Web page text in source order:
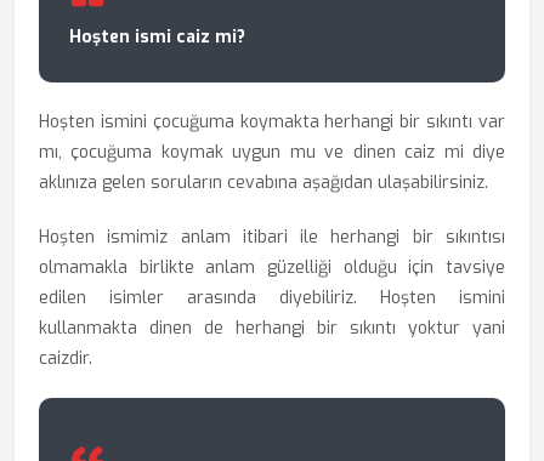
Hoşten ismi caiz mi?
Hoşten ismini çocuğuma koymakta herhangi bir sıkıntı var
mı, çocuğuma koymak uygun mu ve dinen caiz mi diye
aklınıza gelen soruların cevabına aşağıdan ulaşabilirsiniz.
Hoşten ismimiz anlam itibari ile herhangi bir sıkıntısı
olmamakla birlikte anlam güzelliği olduğu için tavsiye
edilen isimler arasında diyebiliriz. Hoşten ismini
kullanmakta dinen de herhangi bir sıkıntı yoktur yani
caizdir.